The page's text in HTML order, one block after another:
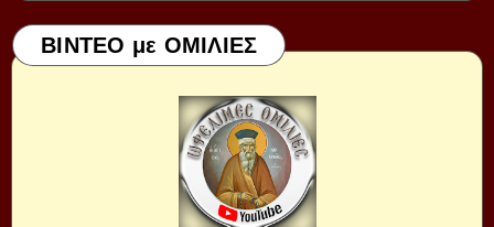
ΒΙΝΤΕΟ με ΟΜΙΛΙΕΣ